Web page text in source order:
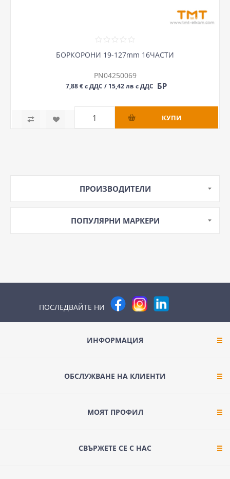
БОРКОРОНИ 19-127mm 16ЧАСТИ
PN04250069
7,88 € с ДДС / 15,42 лв с ДДС БР
ПРОИЗВОДИТЕЛИ
ПОПУЛЯРНИ МАРКЕРИ
ПОСЛЕДВАЙТЕ НИ
ИНФОРМАЦИЯ
ОБСЛУЖВАНЕ НА КЛИЕНТИ
МОЯТ ПРОФИЛ
СВЪРЖЕТЕ СЕ С НАС